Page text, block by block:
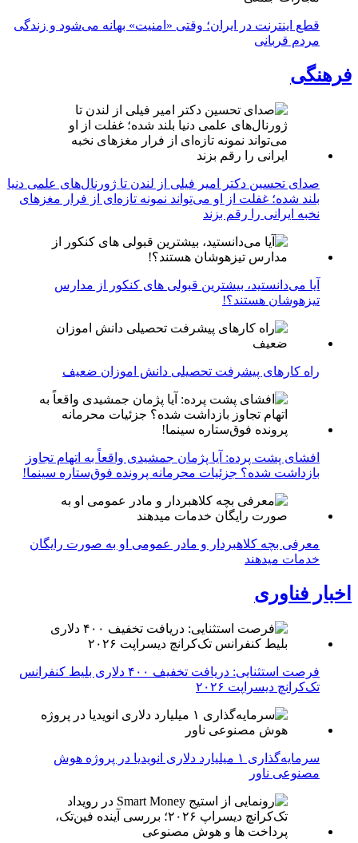
قطع اینترنت در ایران؛ وقتی «امنیت» بهانه می‌شود و زندگی
مردم قربانی
فرهنگی
صدای تحسین دکتر امیر فیلی از لندن تا ژورنال‌های علمی دنیا
بلند شده؛ غفلت از او می‌تواند نمونه تازه‌ای از فرار مغزهای
نخبه ایرانی را رقم بزند
آیا می‌دانستید، بیشترین قبولی های کنکور از مدارس
تیزهوشان هستند؟!
راه کارهای پیشرفت تحصیلی دانش اموزان ضعیف
افشای پشت پرده: آیا پژمان جمشیدی واقعاً به اتهام تجاوز
بازداشت شده؟ جزئیات محرمانه پرونده فوق‌ستاره سینما!
معرفی بچه کلاهبردار و مادر عمومی او به صورت رایگان
خدمات میدهند
اخبار فناوری
فرصت استثنایی: دریافت تخفیف ۴۰۰ دلاری بلیط کنفرانس
تک‌کرانچ دیسراپت ۲۰۲۶
سرمایه‌گذاری ۱ میلیارد دلاری انویدیا در پروژه هوش
مصنوعی ناور